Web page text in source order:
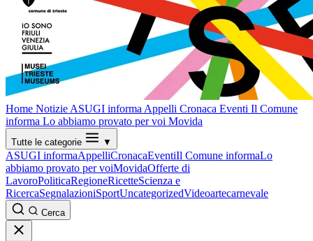
Home Notizie ASUGI informa Appelli Cronaca Eventi Il Comune
informa Lo abbiamo provato per voi Movida
Tutte le categorie ▼
ASUGI informaAppelliCronacaEventiIl Comune informaLo
abbiamo provato per voiMovidaOfferte di
LavoroPoliticaRegioneRicetteScienza e
RicercaSegnalazioniSportUncategorizedVideoartecarnevale
Cerca